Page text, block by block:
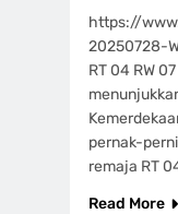
https://
20250728-
RT 04 RW
pernak-
remaja RT
Read More